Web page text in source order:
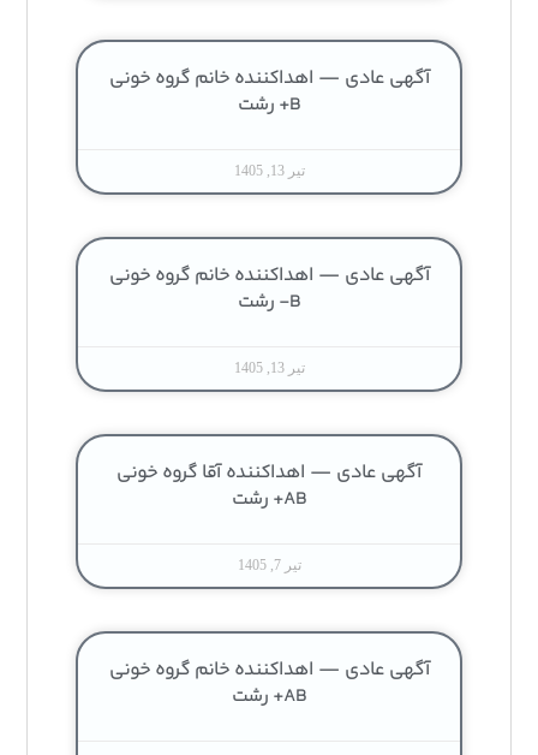
آگهی عادی — اهداکننده خانم گروه خونی
B+ رشت
تیر 13, 1405
آگهی عادی — اهداکننده خانم گروه خونی
B- رشت
تیر 13, 1405
آگهی عادی — اهداکننده آقا گروه خونی
AB+ رشت
تیر 7, 1405
آگهی عادی — اهداکننده خانم گروه خونی
AB+ رشت